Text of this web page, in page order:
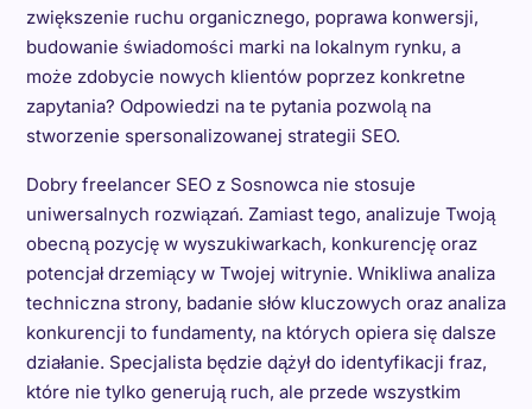
zwiększenie ruchu organicznego, poprawa konwersji,
budowanie świadomości marki na lokalnym rynku, a
może zdobycie nowych klientów poprzez konkretne
zapytania? Odpowiedzi na te pytania pozwolą na
stworzenie spersonalizowanej strategii SEO.
Dobry freelancer SEO z Sosnowca nie stosuje
uniwersalnych rozwiązań. Zamiast tego, analizuje Twoją
obecną pozycję w wyszukiwarkach, konkurencję oraz
potencjał drzemiący w Twojej witrynie. Wnikliwa analiza
techniczna strony, badanie słów kluczowych oraz analiza
konkurencji to fundamenty, na których opiera się dalsze
działanie. Specjalista będzie dążył do identyfikacji fraz,
które nie tylko generują ruch, ale przede wszystkim